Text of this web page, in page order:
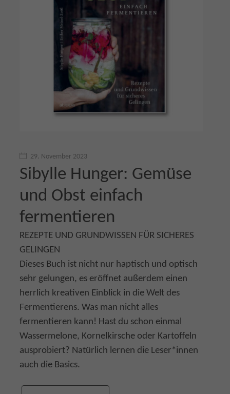
29. November 2023
Sibylle Hunger: Gemüse
und Obst einfach
fermentieren
REZEPTE UND GRUNDWISSEN FÜR SICHERES
GELINGEN
Dieses Buch ist nicht nur haptisch und optisch
sehr gelungen, es eröffnet außerdem einen
herrlich kreativen Einblick in die Welt des
Fermentierens. Was man nicht alles
fermentieren kann! Hast du schon einmal
Wassermelone, Kornelkirsche oder Kartoffeln
ausprobiert? Natürlich lernen die Leser*innen
auch die Basics.